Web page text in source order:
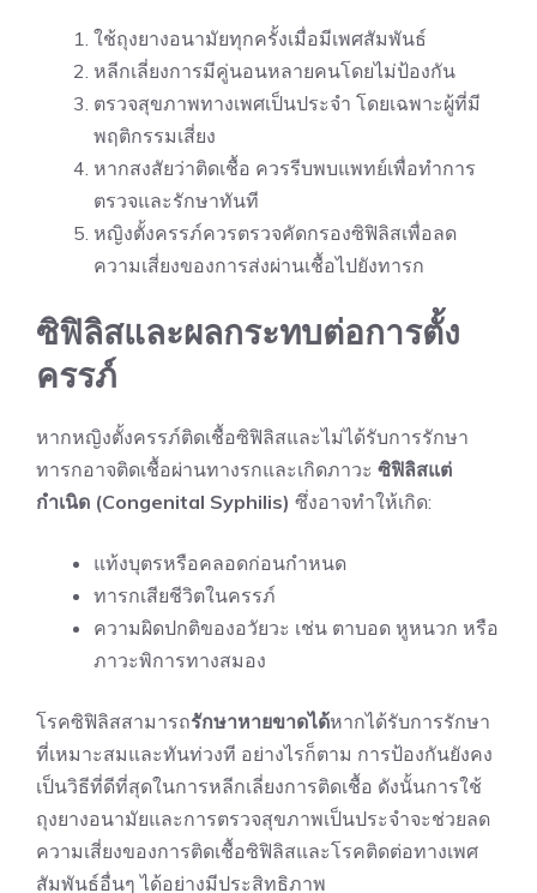
ใช้ถุงยางอนามัยทุกครั้งเมื่อมีเพศสัมพันธ์
หลีกเลี่ยงการมีคู่นอนหลายคนโดยไม่ป้องกัน
ตรวจสุขภาพทางเพศเป็นประจำ โดยเฉพาะผู้ที่มี
พฤติกรรมเสี่ยง
หากสงสัยว่าติดเชื้อ ควรรีบพบแพทย์เพื่อทำการ
ตรวจและรักษาทันที
หญิงตั้งครรภ์ควรตรวจคัดกรองซิฟิลิสเพื่อลด
ความเสี่ยงของการส่งผ่านเชื้อไปยังทารก
ซิฟิลิสและผลกระทบต่อการตั้ง
ครรภ์
หากหญิงตั้งครรภ์ติดเชื้อซิฟิลิสและไม่ได้รับการรักษา
ทารกอาจติดเชื้อผ่านทางรกและเกิดภาวะ ซิฟิลิสแต่
กำเนิด (Congenital Syphilis) ซึ่งอาจทำให้เกิด:
แท้งบุตรหรือคลอดก่อนกำหนด
ทารกเสียชีวิตในครรภ์
ความผิดปกติของอวัยวะ เช่น ตาบอด หูหนวก หรือ
ภาวะพิการทางสมอง
โรคซิฟิลิสสามารถรักษาหายขาดได้หากได้รับการรักษา
ที่เหมาะสมและทันท่วงที อย่างไรก็ตาม การป้องกันยังคง
เป็นวิธีที่ดีที่สุดในการหลีกเลี่ยงการติดเชื้อ ดังนั้นการใช้
ถุงยางอนามัยและการตรวจสุขภาพเป็นประจำจะช่วยลด
ความเสี่ยงของการติดเชื้อซิฟิลิสและโรคติดต่อทางเพศ
สัมพันธ์อื่นๆ ได้อย่างมีประสิทธิภาพ